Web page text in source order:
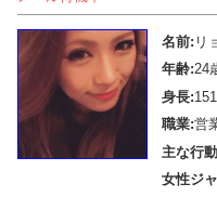
名前: リ
年齢:24
身長:
職業:営
主な行
女性ジ